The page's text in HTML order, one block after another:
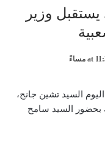
وزير
السيد تشين جانج،
بحضور السيد سامح